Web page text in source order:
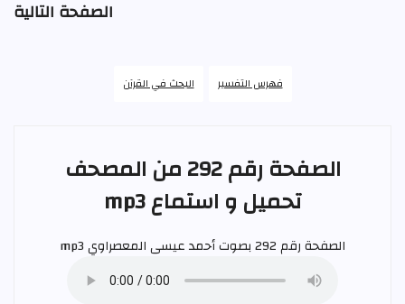
الصفحة التالية
فهرس التفسير البحث في القرآن
الصفحة رقم 292 من المصحف
تحميل و استماع mp3
الصفحة رقم 292 بصوت أحمد عيسى المعصراوي